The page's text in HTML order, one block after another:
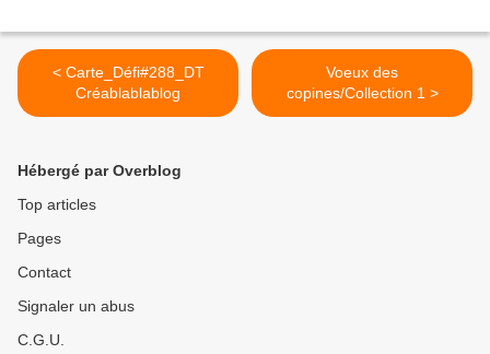
< Carte_Défi#288_DT
Créablablablog
Voeux des
copines/Collection 1 >
Hébergé par Overblog
Top articles
Pages
Contact
Signaler un abus
C.G.U.